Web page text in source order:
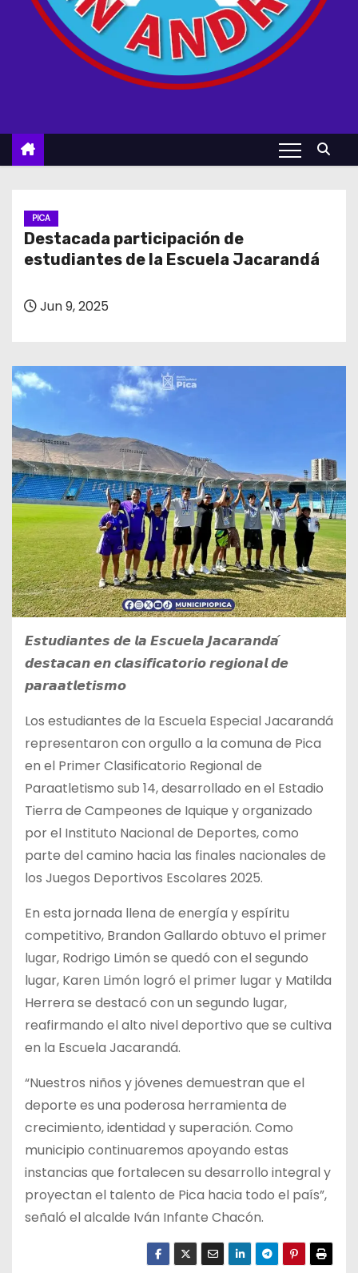
PICA
Destacada participación de
estudiantes de la Escuela Jacarandá
Jun 9, 2025
𝙀𝙨𝙩𝙪𝙙𝙞𝙖𝙣𝙩𝙚𝙨 𝙙𝙚 𝙡𝙖 𝙀𝙨𝙘𝙪𝙚𝙡𝙖 𝙅𝙖𝙘𝙖𝙧𝙖𝙣𝙙𝙖́
𝙙𝙚𝙨𝙩𝙖𝙘𝙖𝙣 𝙚𝙣 𝙘𝙡𝙖𝙨𝙞𝙛𝙞𝙘𝙖𝙩𝙤𝙧𝙞𝙤 𝙧𝙚𝙜𝙞𝙤𝙣𝙖𝙡 𝙙𝙚
𝙥𝙖𝙧𝙖𝙖𝙩𝙡𝙚𝙩𝙞𝙨𝙢𝙤
Los estudiantes de la Escuela Especial Jacarandá
representaron con orgullo a la comuna de Pica
en el Primer Clasificatorio Regional de
Paraatletismo sub 14, desarrollado en el Estadio
Tierra de Campeones de Iquique y organizado
por el Instituto Nacional de Deportes, como
parte del camino hacia las finales nacionales de
los Juegos Deportivos Escolares 2025.
En esta jornada llena de energía y espíritu
competitivo, Brandon Gallardo obtuvo el primer
lugar, Rodrigo Limón se quedó con el segundo
lugar, Karen Limón logró el primer lugar y Matilda
Herrera se destacó con un segundo lugar,
reafirmando el alto nivel deportivo que se cultiva
en la Escuela Jacarandá.
“Nuestros niños y jóvenes demuestran que el
deporte es una poderosa herramienta de
crecimiento, identidad y superación. Como
municipio continuaremos apoyando estas
instancias que fortalecen su desarrollo integral y
proyectan el talento de Pica hacia todo el país”,
señaló el alcalde Iván Infante Chacón.